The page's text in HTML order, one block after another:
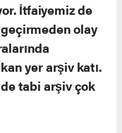
İtfaiyemiz de
olay
yer arşiv katı.
tabi arşiv çok